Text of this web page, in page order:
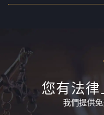
您有法
我們提供